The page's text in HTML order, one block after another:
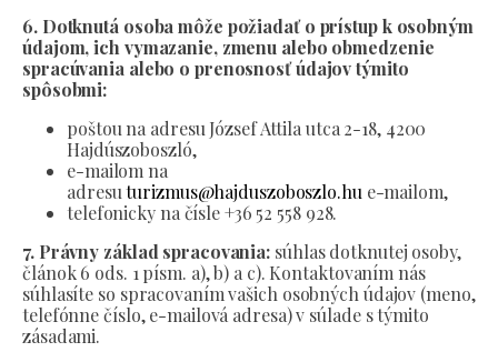
6. Dotknutá osoba môže požiadať o prístup k osobným
údajom, ich vymazanie, zmenu alebo obmedzenie
spracúvania alebo o prenosnosť údajov týmito
spôsobmi:
poštou na adresu József Attila utca 2-18, 4200
Hajdúszoboszló,
e-mailom na
adresuturizmus@hajduszoboszlo.hu e-mailom,
telefonicky na čísle +36 52 558 928.
7. Právny základ spracovania: súhlas dotknutej osoby,
článok 6 ods. 1 písm. a), b) a c). Kontaktovaním nás
súhlasíte so spracovaním vašich osobných údajov (meno,
telefónne číslo, e-mailová adresa) v súlade s týmito
zásadami.